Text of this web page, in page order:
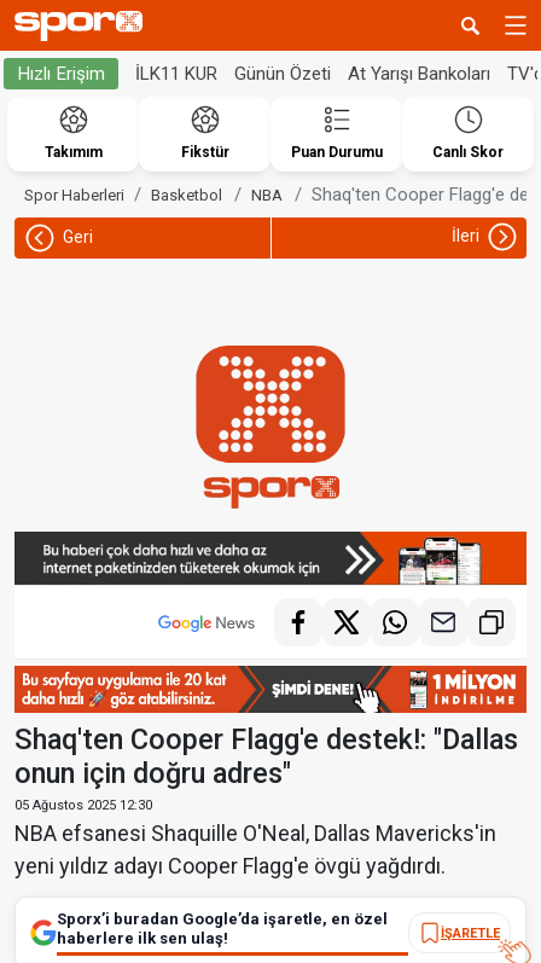
Hızlı Erişim İLK11 KUR Günün Özeti At Yarışı Bankoları
Takımım Fikstür Puan Durumu Canlı Skor
Spor Haberleri Basketbol NBA Shaq'ten Cooper Flagg'e
Geri İleri
Shaq'ten Cooper Flagg'e destek!: "Dallas
onun için doğru adres"
05 Ağustos 2025 12:30
NBA efsanesi Shaquille O'Neal, Dallas Mavericks'in
yeni yıldız adayı Cooper Flagg'e övgü yağdırdı.
Sporx’i buradan Google’da işaretle, en özel
haberlere ilk sen ulaş!
İŞARETLE